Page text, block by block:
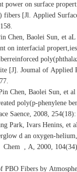
on surface
[Jl. Applied
Chen, Baolei Sun, et
interfacial
[J]. Joumal of Applied
Chen, Baolei Sun, et
poly(p-phenylene
2008, 254(18):
Park, Ivars Henins, et
d an oxygen-helium,
, A, 2000,
Fibers by